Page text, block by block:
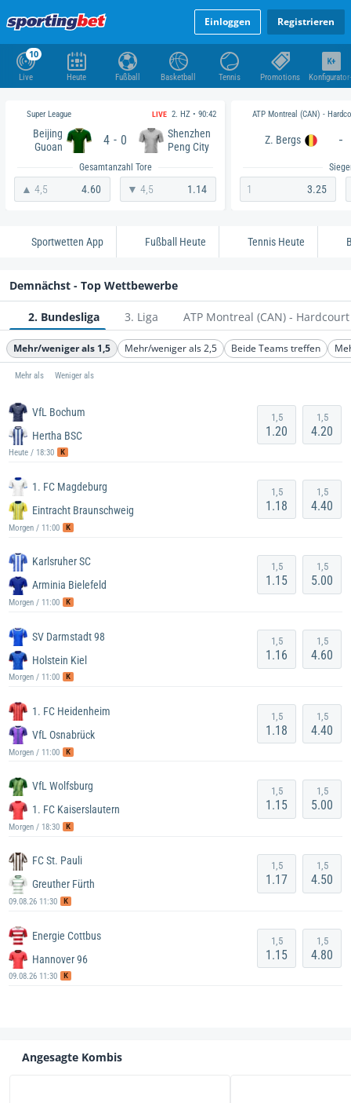
Einloggen Registrieren
10
Live Heute Fußball Basketball Tennis Promotions
Super League LIVE 2. HZ • 90:42
Beijing
Guoan
4 - 0
Shenzhen
Peng City
Gesamtanzahl Tore
▲ 4,5 4.60 ▼ 4,5 1.14
ATP Montreal (CAN) -
Z. Bergs -
1 3.25
Sportwetten App Fußball Heute Tennis Heute
Demnächst - Top Wettbewerbe
2. Bundesliga 3. Liga ATP Montreal (CAN) - Hardcourt
Mehr/weniger als 1,5 Mehr/weniger als 2,5 Beide Teams treffen
Mehr als Weniger als
VfL Bochum
Hertha BSC
Heute / 18:30 K
1,5
1.20
1,5
4.20
1. FC Magdeburg
Eintracht Braunschweig
Morgen / 11:00 K
1,5
1.18
1,5
4.40
Karlsruher SC
Arminia Bielefeld
Morgen / 11:00 K
1,5
1.15
1,5
5.00
SV Darmstadt 98
Holstein Kiel
Morgen / 11:00 K
1,5
1.16
1,5
4.60
1. FC Heidenheim
VfL Osnabrück
Morgen / 11:00 K
1,5
1.18
1,5
4.40
VfL Wolfsburg
1. FC Kaiserslautern
Morgen / 18:30 K
1,5
1.15
1,5
5.00
FC St. Pauli
Greuther Fürth
09.08.26 11:30 K
1,5
1.17
1,5
4.50
Energie Cottbus
Hannover 96
09.08.26 11:30 K
1,5
1.15
1,5
4.80
Angesagte Kombis